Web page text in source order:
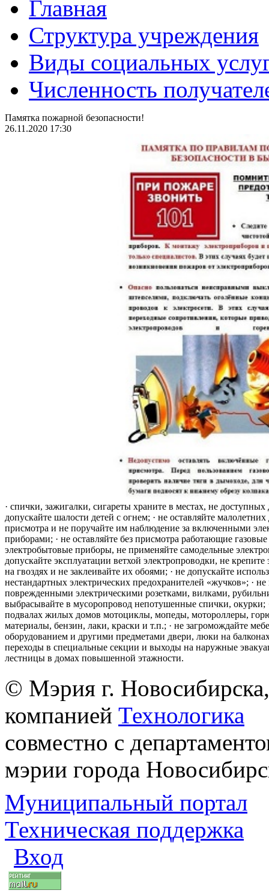
Главная
Структура учреждения
Виды социальных
Численность
Памятка пожарной безопасности!
26.11.2020 17:30
· спички, зажигалки, сигареты храните в местах, не доступных
допускайте шалости детей с огнем; · не оставляйте малолетних
присмотра и не поручайте им наблюдение за включенными
приборами; · не оставляйте без присмотра работающие
электробытовые приборы, не применяйте самодельные
допускайте эксплуатации ветхой электропроводки, не крепите
на гвоздях и не заклеивайте их обоями; · не допускайте
нестандартных электрических предохранителей «жучков»; · не
поврежденными электрическими розетками, вилками,
выбрасывайте в мусоропровод непотушенные спички, окурки;
подвалах жилых домов мотоциклы, мопеды, мотороллеры,
материалы, бензин, лаки, краски и т.п.; · не загромождайте
оборудованием и другими предметами двери, люки на
переходы в специальные секции и выходы на наружные
лестницы в домах повышенной этажности.
© Мэрия г.
компанией Технологика
совместно с
мэрии города
Муниципальный портал
Техническая поддержка
Вход